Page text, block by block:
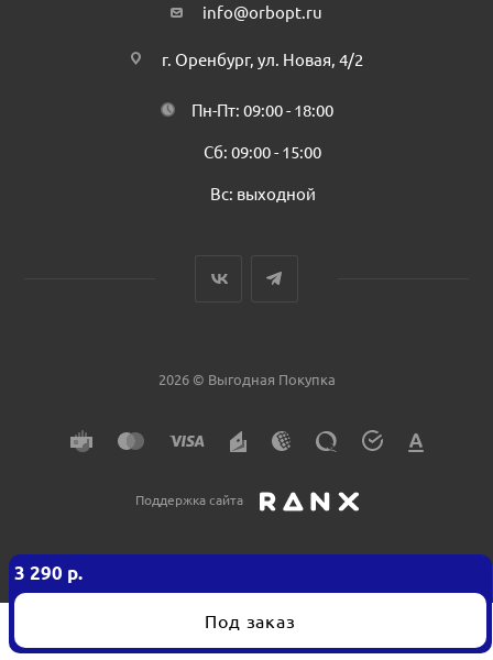
3 290 р.
Под заказ
info@orbopt.ru
г. Оренбург, ул. Новая, 4/2
Пн-Пт: 09:00 - 18:00
Сб: 09:00 - 15:00
Вс: выходной
2026 © Выгодная Покупка
Поддержка сайта